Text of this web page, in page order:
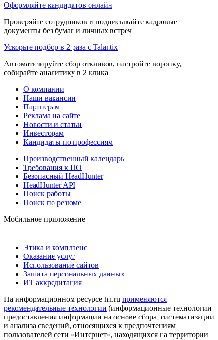
Оформляйте кандидатов онлайн
Проверяйте сотрудников и подписывайте кадровые
документы без бумаг и личных встреч
Ускорьте подбор в 2 раза с Talantix
Автоматизируйте сбор откликов, настройте воронку,
собирайте аналитику в 2 клика
О компании
Наши вакансии
Партнерам
Реклама на сайте
Новости и статьи
Инвесторам
Кандидаты по профессиям
Производственный календарь
Требования к ПО
Безопасный HeadHunter
HeadHunter API
Поиск работы
Поиск по резюме
Мобильное приложение
Этика и комплаенс
Оказание услуг
Использование сайтов
Защита персональных данных
ИТ аккредитация
На информационном ресурсе hh.ru применяются
рекомендательные технологии (информационные технологии
предоставления информации на основе сбора, систематизации
и анализа сведений, относящихся к предпочтениям
пользователей сети «Интернет», находящихся на территории